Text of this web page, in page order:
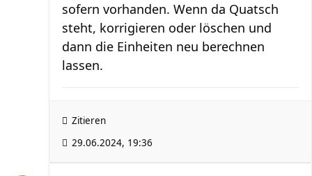
sofern vorhanden. Wenn da Quatsch
steht, korrigieren oder löschen und
dann die Einheiten neu berechnen
lassen.
Zitieren
29.06.2024, 19:36